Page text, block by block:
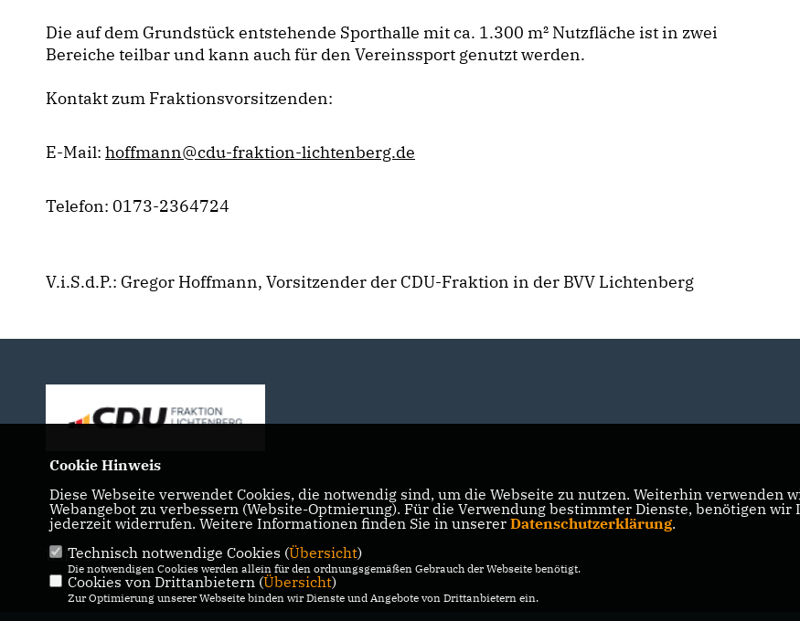
Die auf dem Grundstück entstehende Sporthalle mit ca. 1.300 m² Nutzfläche ist in zwei
Bereiche teilbar und kann auch für den Vereinssport genutzt werden.
Kontakt zum Fraktionsvorsitzenden:
E-Mail: hoffmann@cdu-fraktion-lichtenberg.de
Telefon: 0173-2364724
V.i.S.d.P.: Gregor Hoffmann, Vorsitzender der CDU-Fraktion in der BVV Lichtenberg
IMPRESSUM DATENSCHUTZ KONTAKT
Cookie Hinweis
Diese Webseite verwendet Cookies, die notwendig sind, um die Webseite zu nutzen. Weiterhin
Webangebot zu verbessern (Website-Optmierung). Für die Verwendung bestimmter Dienste, benötigen
jederzeit widerrufen. Weitere Informationen finden Sie in unserer Datenschutzerklärung.
Technisch notwendige Cookies (Übersicht)
Die notwendigen Cookies werden allein für den ordnungsgemäßen Gebrauch der Webseite benötigt.
Cookies von Drittanbietern (Übersicht)
Zur Optimierung unserer Webseite binden wir Dienste und Angebote von Drittanbietern ein.